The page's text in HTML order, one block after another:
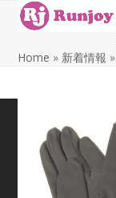
Open
mobile
menu
Close
mobile
menu
Home » 新着情報 »